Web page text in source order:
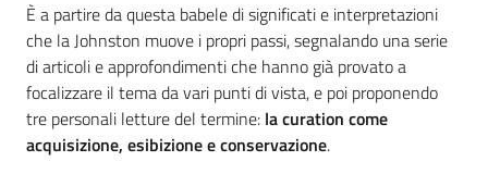
È a partire da questa babele di significati e interpretazioni
che la Johnston muove i propri passi, segnalando una serie
di articoli e approfondimenti che hanno già provato a
focalizzare il tema da vari punti di vista, e poi proponendo
tre personali letture del termine: la curation come
acquisizione, esibizione e conservazione.